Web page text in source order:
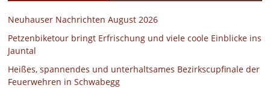
Neuhauser Nachrichten August 2026
Petzenbiketour bringt Erfrischung und viele coole Einblicke ins
Jauntal
Heißes, spannendes und unterhaltsames Bezirkscupfinale der
Feuerwehren in Schwabegg